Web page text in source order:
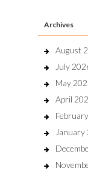
Archives
August
July
May
April
January